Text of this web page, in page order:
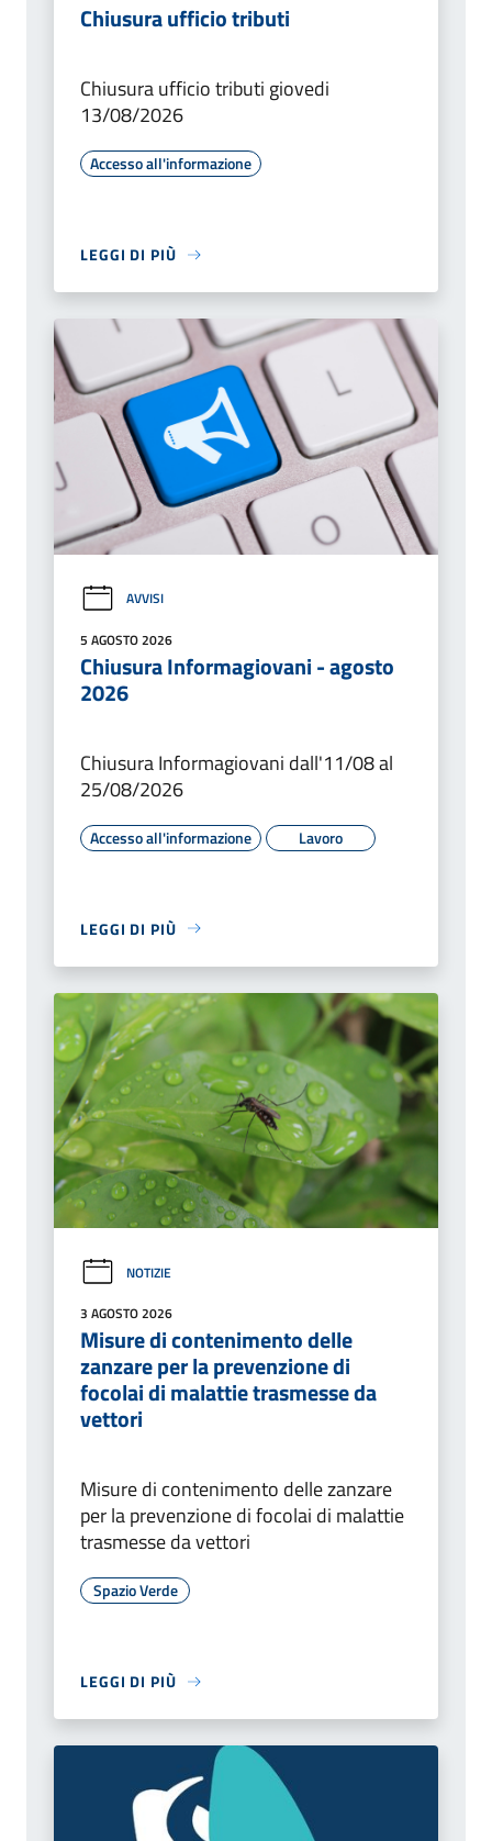
Chiusura ufficio tributi
Chiusura ufficio tributi giovedi
13/08/2026
Accesso all'informazione
LEGGI DI PIÙ
AVVISI
5 AGOSTO 2026
Chiusura Informagiovani - agosto
2026
Chiusura Informagiovani dall'11/08 al
25/08/2026
Accesso all'informazione Lavoro
LEGGI DI PIÙ
NOTIZIE
3 AGOSTO 2026
Misure di contenimento delle
zanzare per la prevenzione di
focolai di malattie trasmesse da
vettori
Misure di contenimento delle zanzare
per la prevenzione di focolai di malattie
trasmesse da vettori
Spazio Verde
LEGGI DI PIÙ